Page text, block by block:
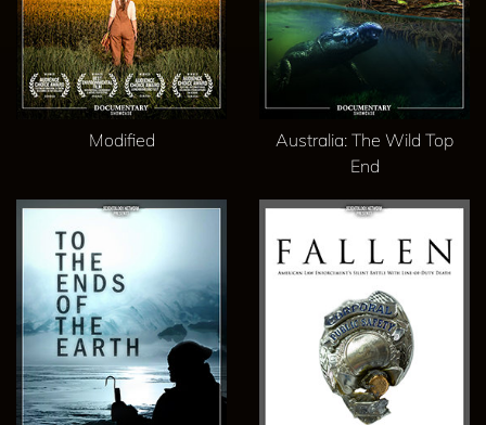
Modified
Australia: The Wild Top
End